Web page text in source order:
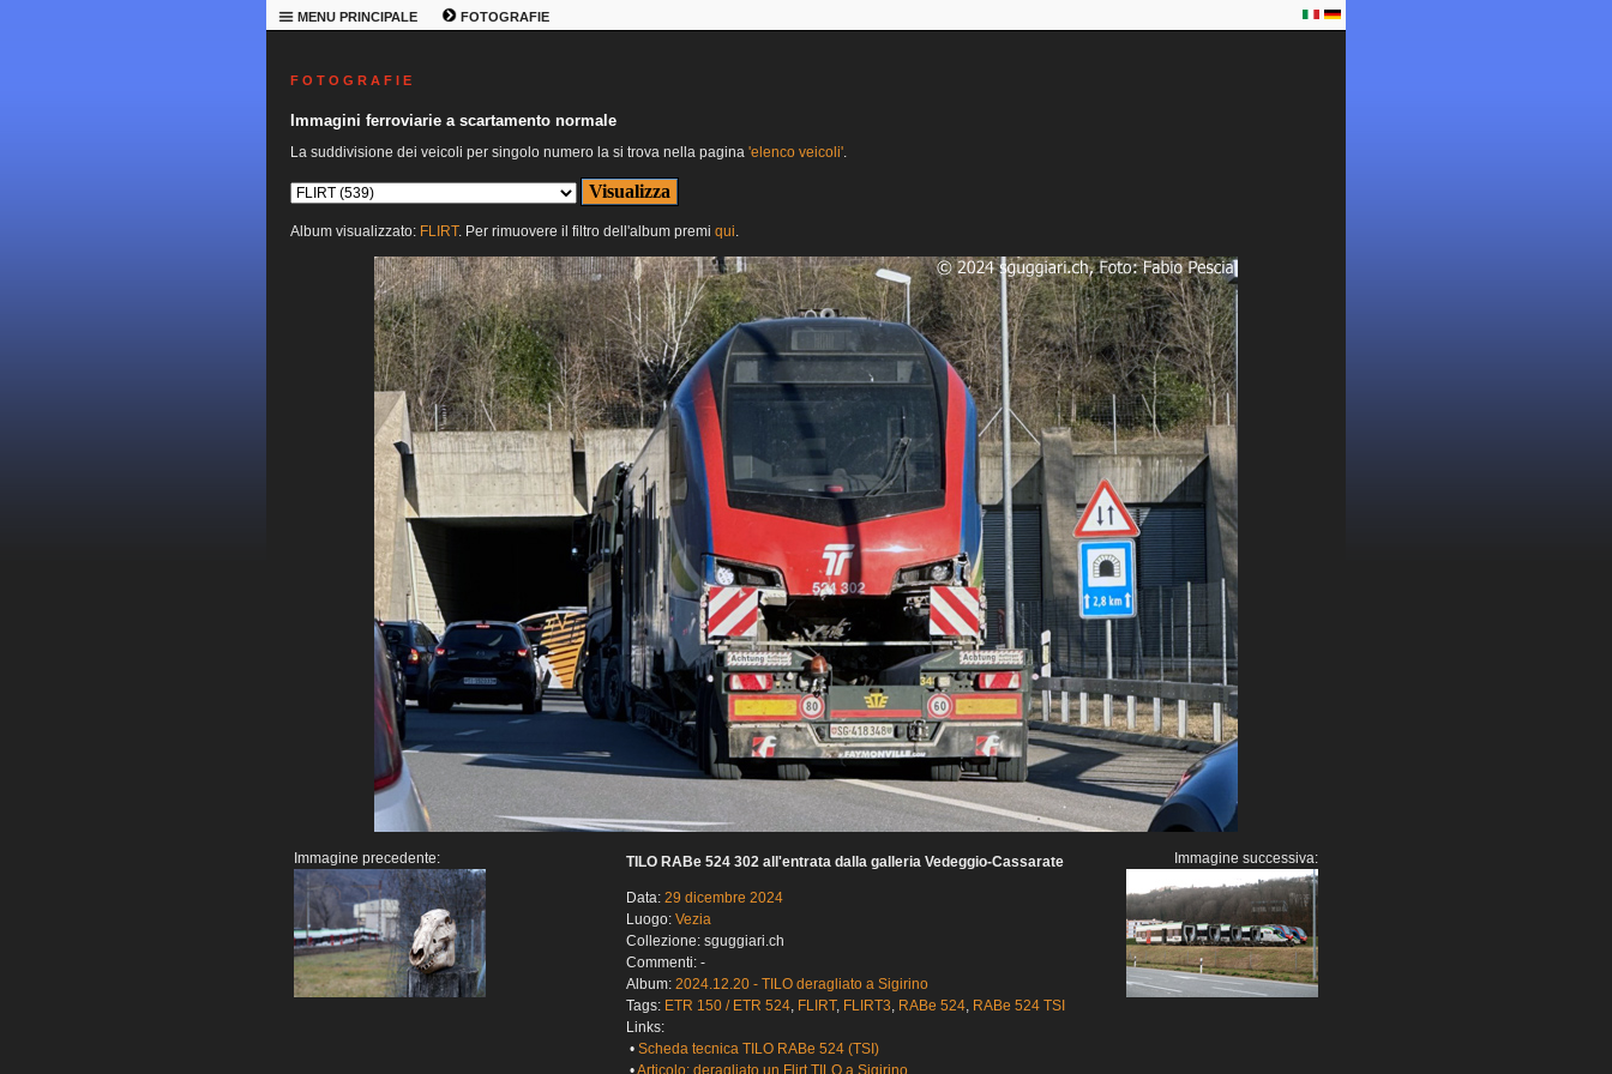
MENU PRINCIPALE FOTOGRAFIE
F O T O G R A F I E
Immagini ferroviarie a scartamento normale
La suddivisione dei veicoli per singolo numero la si trova nella pagina 'elenco veicoli'.
Album visualizzato: FLIRT. Per rimuovere il filtro dell'album premi qui.
Immagine precedente: TILO RABe 524 302 all'entrata dalla galleria Vedeggio-Cassarate
Data: 29 dicembre 2024
Luogo: Vezia
Collezione: sguggiari.ch
Commenti: -
Album: 2024.12.20 - TILO deragliato a Sigirino
Tags: ETR 150 / ETR 524, FLIRT, FLIRT3, RABe 524, RABe 524 TSI
Links:
• Scheda tecnica TILO RABe 524 (TSI)
Immagine successiva: